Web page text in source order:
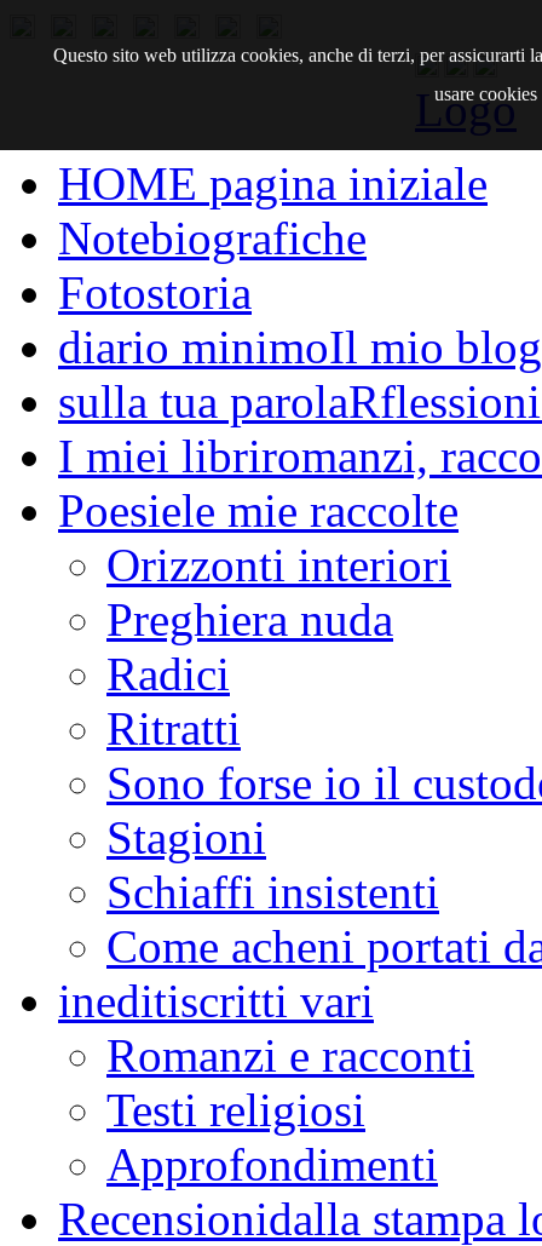
Logo
HOME pagina iniziale
Notebiografiche
Fotostoria
diario minimoIl mio blog
sulla tua parola
I miei libriromanzi,
Poesiele mie raccolte
Orizzonti interiori
Preghiera nuda
Radici
Ritratti
Sono forse io il
Stagioni
Schiaffi insistenti
Come acheni portati
ineditiscritti vari
Romanzi e racconti
Testi religiosi
Approfondimenti
Recensionidalla stampa
Questo sito web utilizza cookies, anche di terzi, per assicurarti
usare